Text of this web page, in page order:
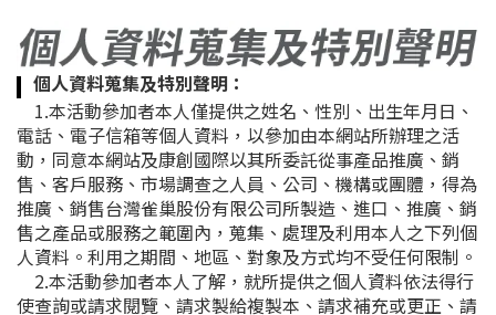
個人資料蒐集及特別聲明 ：
1.本活動參加者本人僅提供之姓名、性別、出生年月日、
電話、電子信箱等個人資料，以參加由本網站所辦理之活
動，同意本網站及康創國際以其所委託從事產品推廣、銷
售、客戶服務、市場調查之人員、公司、機構或團體，得為
推廣、銷售台灣雀巢股份有限公司所製造、進口、推廣、銷
售之產品或服務之範圍內，蒐集、處理及利用本人之下列個
人資料。利用之期間、地區、對象及方式均不受任何限制。
2.本活動參加者本人了解，就所提供之個人資料依法得行
使查詢或請求閱覽、請求製給複製本、請求補充或更正、請